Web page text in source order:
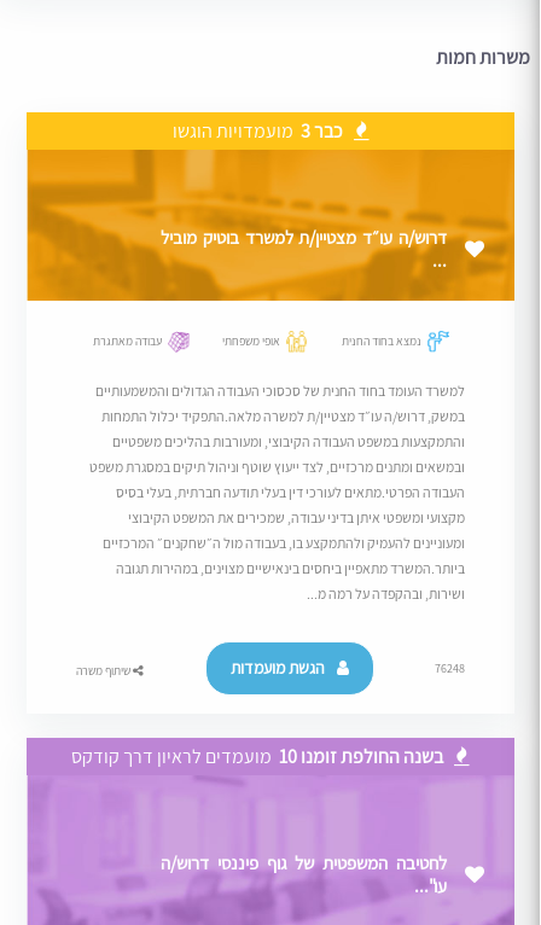
משרות חמות
כבר 3 מועמדויות הוגשו
דרוש/ה עו״ד מצטיין/ת למשרד בוטיק מוביל
...
נמצא בחוד החנית אופי משפחתי עבודה מאתגרת
למשרד העומד בחוד החנית של סכסוכי העבודה הגדולים והמשמעותיים
במשק, דרוש/ה עו״ד מצטיין/ת למשרה מלאה.התפקיד יכלול התמחות
והתמקצעות במשפט העבודה הקיבוצי, ומעורבות בהליכים משפטיים
ובמשאים ומתנים מרכזיים, לצד ייעוץ שוטף וניהול תיקים במסגרת משפט
העבודה הפרטי.מתאים לעורכי דין בעלי תודעה חברתית, בעלי בסיס
מקצועי ומשפטי איתן בדיני עבודה, שמכירים את המשפט הקיבוצי
ומעוניינים להעמיק ולהתמקצע בו, בעבודה מול ה״שחקנים״ המרכזיים
ביותר.המשרד מתאפיין ביחסים בינאישיים מצוינים, במהירות תגובה
ושירות, ובהקפדה על רמה מ...
76248 הגשת מועמדות שיתוף משרה
בשנה החולפת זומנו 10 מועמדים לראיון דרך קודקס
לחטיבה המשפטית של גוף פיננסי דרוש/ה
עו"...